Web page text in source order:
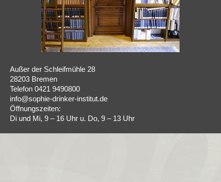
Außer der Schleifmühle 28
28203 Bremen
Telefon 0421 9490800
info@sophie-drinker-institut.de
Öffnungszeiten:
Di und Mi, 9 – 16 Uhr u. Do, 9 – 13 Uhr